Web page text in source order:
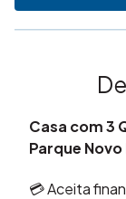
Casa com 3
Parque
💳 Aceita